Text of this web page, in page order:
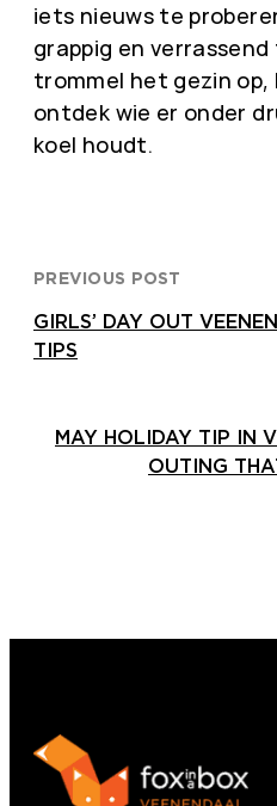
iets nieuws te
grappig en verrassend
trommel het gezin op,
ontdek wie er onder
koel houdt.
PREVIOUS POST
GIRLS’ DAY OUT
TIPS
MAY HOLIDAY TIP IN
OUTING